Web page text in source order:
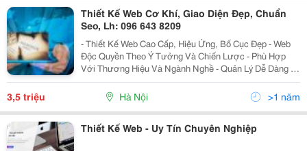
Thiết Kế Web Cơ Khí, Giao Diện Đẹp, Chuẩn
Seo, Lh: 096 643 8209
- Thiết Kế Web Cao Cấp, Hiệu Ứng, Bố Cục Đẹp - Web
Độc Quyền Theo Ý Tưởng Và Chiến Lược - Phù Hợp
Với Thương Hiệu Và Ngành Nghề - Quản Lý Dễ Dàng -
Thân Thiện Người Dùng Và Các Thiết Bị - Web Chuẩn
Seo, Adwords, Mạng Xã Hội - Bảo Mật Và Ổn Định -
3,5 triệu Hà Nội >1 năm
Thiết Kế Web - Uy Tín Chuyên Nghiệp